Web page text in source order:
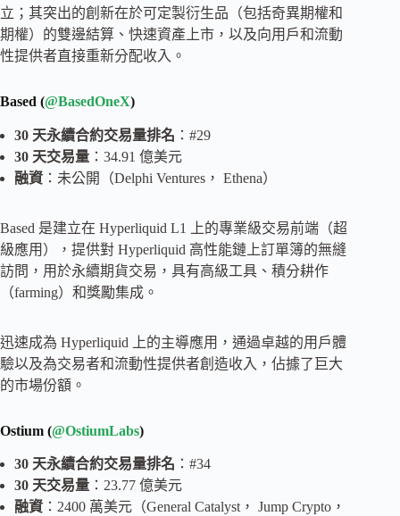
立；其突出的創新在於可定製衍生品（包括奇異期權和
期權）的雙邊結算、快速資產上市，以及向用戶和流動
性提供者直接重新分配收入。
Based (@BasedOneX)
30 天永續合約交易量排名 ：#29
30 天交易量 ：34.91 億美元
融資 ：未公開（Delphi Ventures， Ethena）
Based 是建立在 Hyperliquid L1 上的專業級交易前端（超
級應用），提供對 Hyperliquid 高性能鏈上訂單簿的無縫
訪問，用於永續期貨交易，具有高級工具、積分耕作
（farming）和獎勵集成。
迅速成為 Hyperliquid 上的主導應用，通過卓越的用戶體
驗以及為交易者和流動性提供者創造收入，佔據了巨大
的市場份額。
Ostium (@OstiumLabs)
30 天永續合約交易量排名 ：#34
30 天交易量 ：23.77 億美元
融資 ：2400 萬美元（General Catalyst， Jump Crypto，